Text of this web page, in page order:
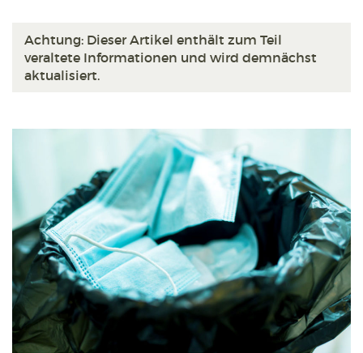
Achtung: Dieser Artikel enthält zum Teil
veraltete Informationen und wird demnächst
aktualisiert.